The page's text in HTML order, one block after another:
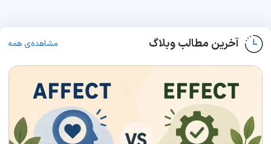
آخرین مطالب وبلاگ مشاهده‌ی همه